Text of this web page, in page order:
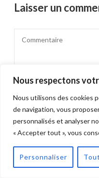
Nous respectons
Nous utilisons des cookies
de navigation, vous
personnalisés et analyser
« Accepter tout », vous
Personnaliser
Laisser un